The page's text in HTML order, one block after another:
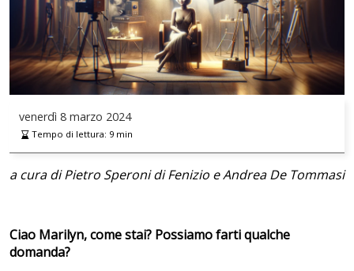
venerdì 8 marzo 2024
Tempo di lettura: 9min
a cura di Pietro Speroni di Fenizio e Andrea De Tommasi
Ciao Marilyn, come stai? Possiamo farti qualche
domanda?